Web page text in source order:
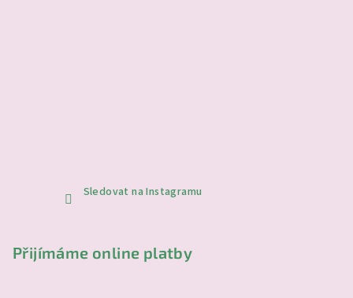
Sledovat na Instagramu
Přijímáme online platby